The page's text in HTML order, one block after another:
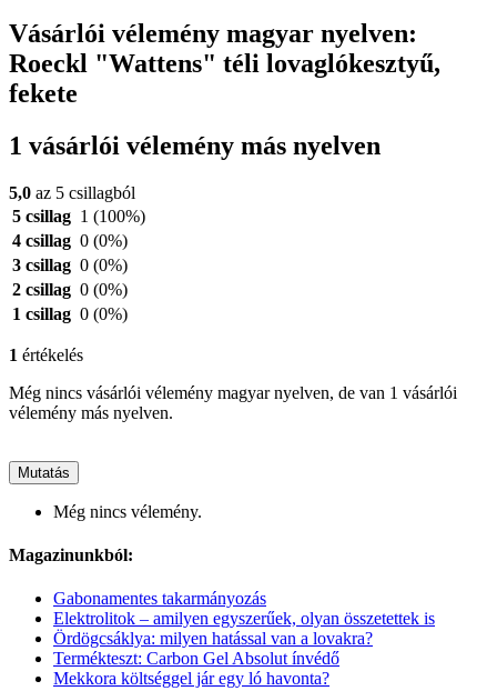
Vásárlói vélemény magyar nyelven:
Roeckl "Wattens" téli lovaglókesztyű,
fekete
1 vásárlói vélemény más nyelven
5,0 az 5 csillagból
5 csillag 1 (100%)
4 csillag 0 (0%)
3 csillag 0 (0%)
2 csillag 0 (0%)
1 csillag 0 (0%)
1 értékelés
Még nincs vásárlói vélemény magyar nyelven, de van 1 vásárlói
vélemény más nyelven.
Mutatás
Még nincs vélemény.
Magazinunkból:
Gabonamentes takarmányozás
Elektrolitok – amilyen egyszerűek, olyan összetettek is
Ördögcsáklya: milyen hatással van a lovakra?
Termékteszt: Carbon Gel Absolut ínvédő
Mekkora költséggel jár egy ló havonta?